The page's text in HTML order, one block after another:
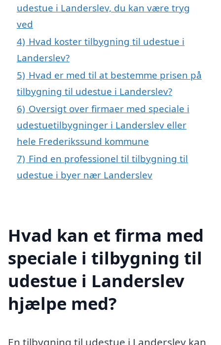
udestue i Landerslev, du kan være tryg
ved
4) Hvad koster tilbygning til udestue i
Landerslev?
5) Hvad er med til at bestemme prisen på
tilbygning til udestue i Landerslev?
6) Oversigt over firmaer med speciale i
udestuetilbygninger i Landerslev eller
hele Frederikssund kommune
7) Find en professionel til tilbygning til
udestue i byer nær Landerslev
Hvad kan et firma med
speciale i tilbygning til
udestue i Landerslev
hjælpe med?
En tilbygning til udestue i Landerslev kan